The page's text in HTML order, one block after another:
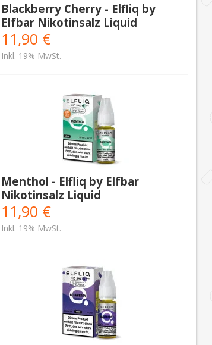
Blackberry Cherry - Elfliq by
Elfbar Nikotinsalz Liquid
11,90 €
Inkl. 19% MwSt.
Menthol - Elfliq by Elfbar
Nikotinsalz Liquid
11,90 €
Inkl. 19% MwSt.